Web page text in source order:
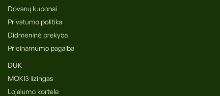
Dovanų kuponai
Privatumo politika
Didmeninė prekyba
Prieinamumo pagalba
DUK
MOKI3 lizingas
Lojalumo kortele